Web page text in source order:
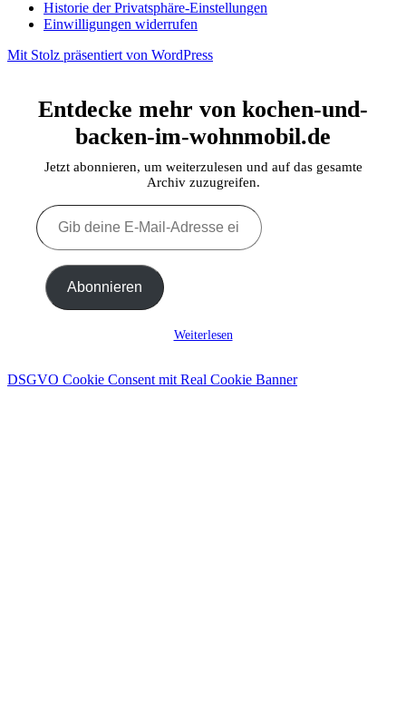
Historie der Privatsphäre-Einstellungen
Einwilligungen widerrufen
Mit Stolz präsentiert von WordPress
Entdecke mehr von kochen-und-
backen-im-wohnmobil.de
Jetzt abonnieren, um weiterzulesen und auf das gesamte
Archiv zuzugreifen.
Gib
deine
E-
Adresse
ein ... Abonnieren
Weiterlesen
DSGVO Cookie Consent mit Real Cookie Banner